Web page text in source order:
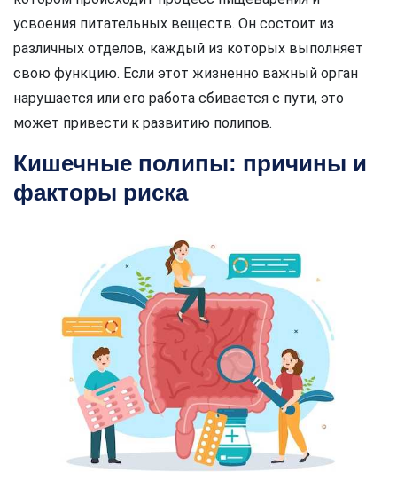
усвоения питательных веществ. Он состоит из
различных отделов, каждый из которых выполняет
свою функцию. Если этот жизненно важный орган
нарушается или его работа сбивается с пути, это
может привести к развитию полипов.
Кишечные полипы: причины и
факторы риска